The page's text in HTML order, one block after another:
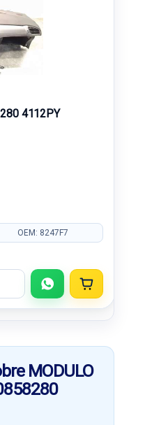
4112PY
OEM: 8247F7
MODULO